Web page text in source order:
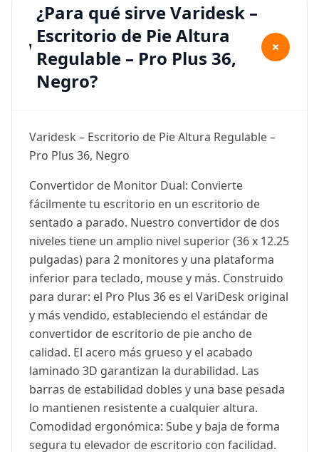
¿Para qué sirve Varidesk –
Escritorio de Pie Altura
Regulable – Pro Plus 36,
Negro?
+
Varidesk – Escritorio de Pie Altura Regulable –
Pro Plus 36, Negro
Convertidor de Monitor Dual: Convierte
fácilmente tu escritorio en un escritorio de
sentado a parado. Nuestro convertidor de dos
niveles tiene un amplio nivel superior (36 x 12.25
pulgadas) para 2 monitores y una plataforma
inferior para teclado, mouse y más. Construido
para durar: el Pro Plus 36 es el VariDesk original
y más vendido, estableciendo el estándar de
convertidor de escritorio de pie ancho de
calidad. El acero más grueso y el acabado
laminado 3D garantizan la durabilidad. Las
barras de estabilidad dobles y una base pesada
lo mantienen resistente a cualquier altura.
Comodidad ergonómica: Sube y baja de forma
segura tu elevador de escritorio con facilidad.